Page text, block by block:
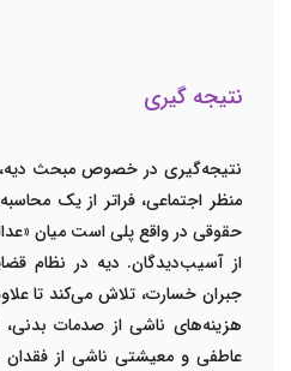
نتیجه گیری
نتیجه‌گیری در خصوص مبحث
منظر اجتماعی، فراتر از یک
حقوقی در واقع پلی است میان
از آسیب‌دیدگان. دیه در نظام
جبران خسارت، تلاش می‌کند تا
هزینه‌های ناشی از صدمات بدنی،
عاطفی و معیشتی ناشی از